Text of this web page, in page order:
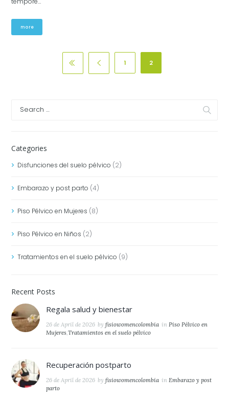
more
1 2
Categories
Disfunciones del suelo pélvico (2)
Embarazo y post parto (4)
Piso Pélvico en Mujeres (8)
Piso Pélvico en Niños (2)
Tratamientos en el suelo pélvico (9)
Recent Posts
Regala salud y bienestar
26 de April de 2026 byfisiowomencolombia inPiso Pélvico en
Mujeres,Tratamientos en el suelo pélvico
Recuperación postparto
26 de April de 2026 byfisiowomencolombia inEmbarazo y post
parto